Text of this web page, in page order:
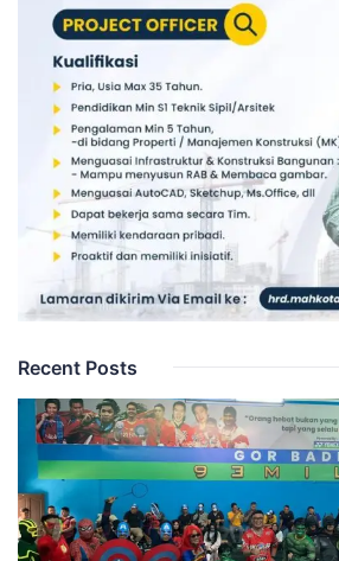
Recent Posts